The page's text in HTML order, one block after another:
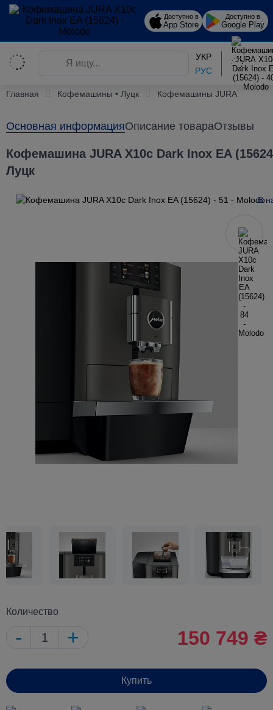
Доступно в
App Store
Доступно в
Google Play
УКР
РУС
Главная Кофемашины • Луцк Кофемашины JURA
Основная информацияОписание товараОтзывы
Кофемашина JURA X10c Dark Inox EA
Луцк
В
Количество
- + 150 749 ₴
Купить